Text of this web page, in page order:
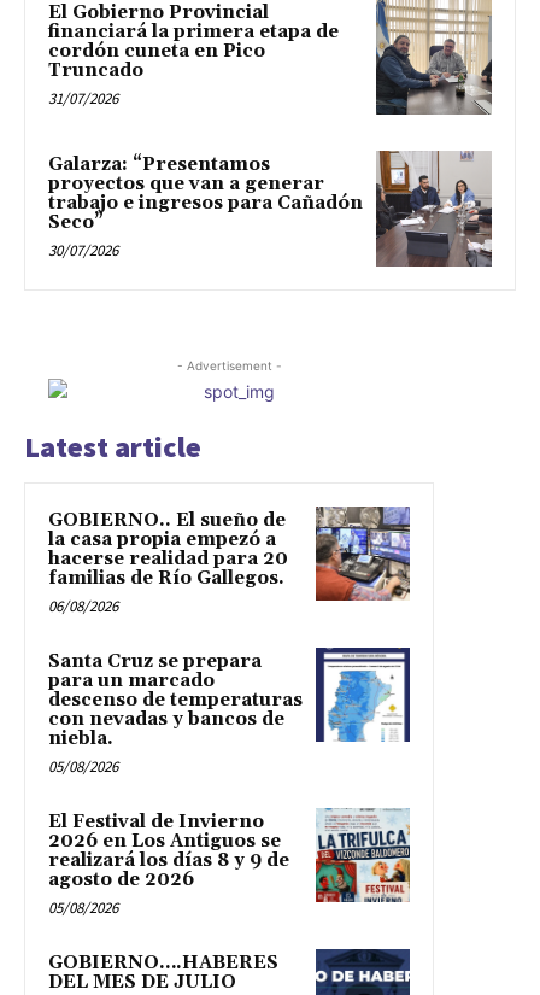
El Gobierno Provincial
financiará la primera etapa de
cordón cuneta en Pico
Truncado
31/07/2026
Galarza: “Presentamos
proyectos que van a generar
trabajo e ingresos para Cañadón
Seco”
30/07/2026
- Advertisement -
Latest article
GOBIERNO.. El sueño de
la casa propia empezó a
hacerse realidad para 20
familias de Río Gallegos.
06/08/2026
Santa Cruz se prepara
para un marcado
descenso de temperaturas
con nevadas y bancos de
niebla.
05/08/2026
El Festival de Invierno
2026 en Los Antiguos se
realizará los días 8 y 9 de
agosto de 2026
05/08/2026
GOBIERNO….HABERES
DEL MES DE JULIO